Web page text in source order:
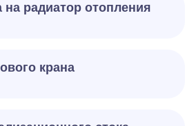
на радиатор отопления
крана